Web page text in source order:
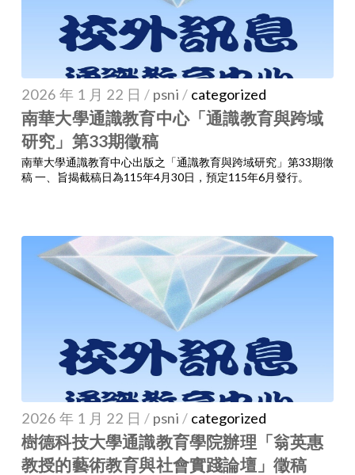
2026 年 1 月 22 日 / psni / categorized
南華大學通識教育中心「通識教育與跨域
研究」第33期徵稿
南華大學通識教育中心出版之「通識教育與跨域研究」第33期徵
稿 一、旨揭截稿日為115年4月30日，預定115年6月發行。
2026 年 1 月 22 日 / psni / categorized
樹德科技大學通識教育學院辦理「翁英惠
教授的藝術教育與社會實踐論壇」徵稿